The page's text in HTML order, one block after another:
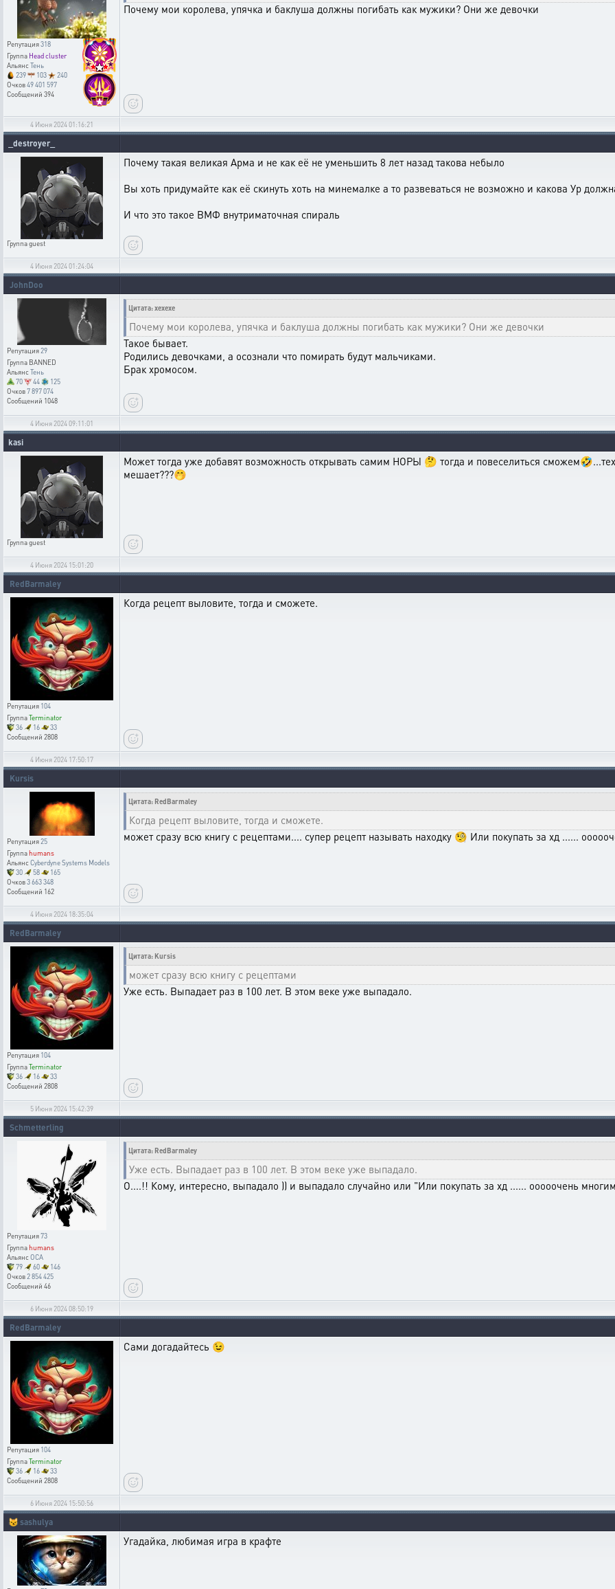
Репутация318
Группа Head cluster
АльянсТень
239
103
240
Очков49 401 597
Сообщений 394
Почему мои королева, упячка и баклуша должны погибать как мужики? Они же девочки
4 Июня 2024 01:16:21
_destroyer_
Группаguest
Почему такая великая Арма и не как её не уменьшить 8 лет назад такова небыло
Вы хоть придумайте как её скинуть хоть на минемалке а то развеваться не возможно и какова Ур
И что это такое ВМФ внутриматочная спираль
4 Июня 2024 01:24:04
JohnDoo
Репутация29
Группа BANNED
АльянсТень
70
44
125
Очков7 897 074
Сообщений 1048
Цитата: xexexe
Почему мои королева, упячка и баклуша должны погибать как мужики? Они же девочки
Такое бывает.
Родились девочками, а осознали что помирать будут мальчиками.
Брак хромосом.
4 Июня 2024 09:11:01
kasi
Группаguest
Может тогда уже добавят возможность открывать самим НОРЫ 🤔 тогда и повеселиться
мешает???🤭
4 Июня 2024 15:01:20
RedBarmaley
Репутация 104
ГруппаTerminator
36
16
33
Сообщений 2808
Когда рецепт выловите, тогда и сможете.
4 Июня 2024 17:50:17
Kursis
Репутация25
Группаhumans
АльянсCyberdyne Systems Models
30
58
165
Очков3 663 348
Сообщений 162
Цитата: RedBarmaley
Когда рецепт выловите, тогда и сможете.
может сразу всю книгу с рецептами.... супер рецепт называть находку 🧐 Или покупать за хд ......
4 Июня 2024 18:35:04
RedBarmaley
Репутация 104
ГруппаTerminator
36
16
33
Сообщений 2808
Цитата: Kursis
может сразу всю книгу с рецептами
Уже есть. Выпадает раз в 100 лет. В этом веке уже выпадало.
5 Июня 2024 15:42:39
Schmetterling
Репутация73
Группаhumans
АльянсOCA
79
60
146
Очков2 854 425
Сообщений 46
Цитата: RedBarmaley
Уже есть. Выпадает раз в 100 лет. В этом веке уже выпадало.
О....!! Кому, интересно, выпадало )) и выпадало случайно или "Или покупать за хд ...... ооооочень
6 Июня 2024 08:50:19
RedBarmaley
Репутация 104
ГруппаTerminator
36
16
33
Сообщений 2808
Сами догадайтесь 😉
6 Июня 2024 15:50:56
😼 sashulya
Угадайка, любимая игра в крафте